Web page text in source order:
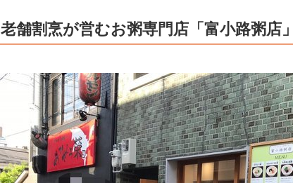
老舗割烹が営むお粥専門店「富小路粥店」